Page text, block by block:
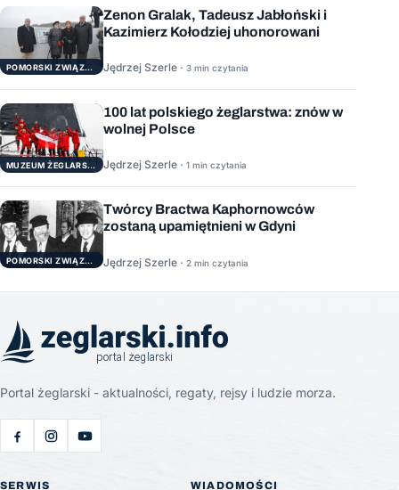
POMORSKI ZWIĄZEK ŻEGLARSKI
Zenon Gralak, Tadeusz Jabłoński i
Kazimierz Kołodziej uhonorowani
Jędrzej Szerle · 3 min czytania
MUZEUM ŻEGLARSTWA POMORSKIEGO
100 lat polskiego żeglarstwa: znów w
wolnej Polsce
Jędrzej Szerle · 1 min czytania
POMORSKI ZWIĄZEK ŻEGLARSKI
Twórcy Bractwa Kaphornowców
zostaną upamiętnieni w Gdyni
Jędrzej Szerle · 2 min czytania
Portal żeglarski - aktualności, regaty, rejsy i ludzie morza.
SERWIS WIADOMOŚCI